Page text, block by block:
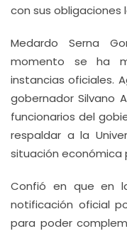
con sus obligaciones
Medardo Serna
momento se ha
instancias oficiales.
gobernador Silvano
funcionarios del
respaldar a la
situación económica
Confió en que en
notificación oficial
para poder